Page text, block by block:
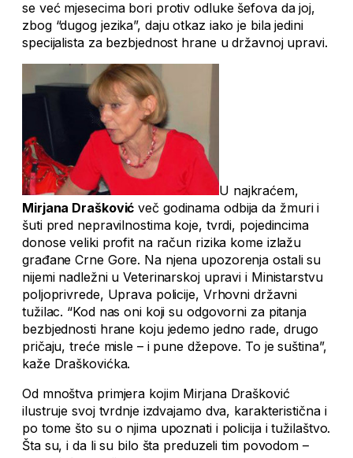
se već mjesecima bori protiv odluke šefova da joj,
zbog “dugog jezika”, daju otkaz iako je bila jedini
specijalista za bezbjednost hrane u državnoj upravi.
U najkraćem,
Mirjana Drašković več godinama odbija da žmuri i
šuti pred nepravilnostima koje, tvrdi, pojedincima
donose veliki profit na račun rizika kome izlažu
građane Crne Gore. Na njena upozorenja ostali su
nijemi nadležni u Veterinarskoj upravi i Ministarstvu
poljoprivrede, Uprava policije, Vrhovni državni
tužilac. “Kod nas oni koji su odgovorni za pitanja
bezbjednosti hrane koju jedemo jedno rade, drugo
pričaju, treće misle – i pune džepove. To je suština”,
kaže Draškovićka.
Od mnoštva primjera kojim Mirjana Drašković
ilustruje svoj tvrdnje izdvajamo dva, karakteristična i
po tome što su o njima upoznati i policija i tužilaštvo.
Šta su, i da li su bilo šta preduzeli tim povodom –